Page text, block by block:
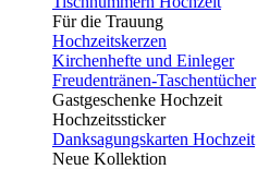
Für die Trauung
Hochzeitskerzen
Kirchenhefte und Einleger
Freudentränen-Taschentücher
Gastgeschenke Hochzeit
Hochzeitssticker
Danksagungskarten Hochzeit
Neue Kollektion